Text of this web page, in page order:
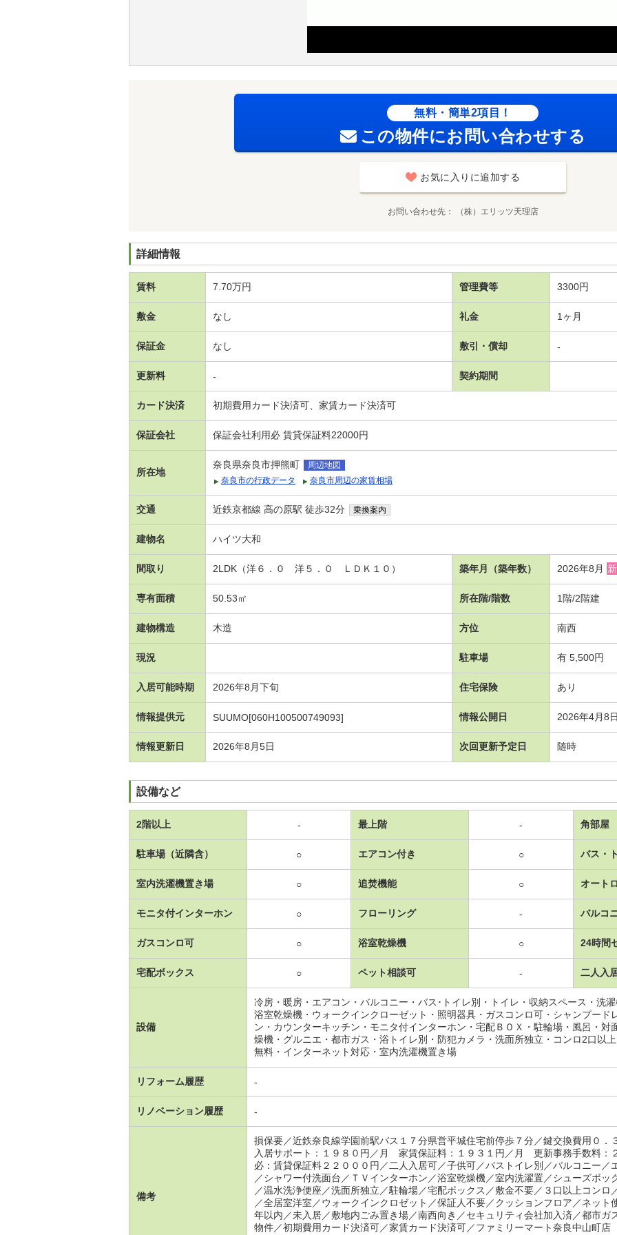
無料・簡単2項目！
この物件にお問い合わせする
お気に入りに追加する
お問い合わせ先 （株）エリッツ天理店
詳細情報
賃料 7.70万円 管理費等 3300円
敷金 なし 礼金 1ヶ月
保証金 なし 敷引・償却 -
更新料 - 契約期間
カード決済 初期費用カード決済可、家賃カード決済可
保証会社 保証会社利用必 賃貸保証料22000円
所在地
奈良県奈良市押熊町
周辺地図
奈良市の行政データ
奈良市周辺の家賃相場
交通 近鉄京都線 高の原駅 徒歩32分 乗換案内
建物名 ハイツ大和
間取り 2LDK（洋６．０ 洋５．０ ＬＤＫ１０） 築年月（築年数） 2026年8月
専有面積 50.53㎡ 所在階/階数 1階/2階建
建物構造 木造 方位 南西
現況 駐車場 有 5,500円
入居可能時期 2026年8月下旬 住宅保険 あり
情報提供元 SUUMO[060H100500749093] 情報公開日 2026年4月8
情報更新日 2026年8月5日 次回更新予定日 随時
設備など
2階以上 - 最上階 - 角部屋
駐車場（近隣含） ○ エアコン付き ○ バス・
室内洗濯機置き場 ○ 追焚機能 ○ オート
モニタ付インターホン ○ フローリング - バルコ
ガスコンロ可 ○ 浴室乾燥機 ○ 24時間
宅配ボックス ○ ペット相談可 - 二人入
設備
冷房・暖房・エアコン・バルコニー・バス･トイレ別・トイレ・収納スペース・洗
浴室乾燥機・ウォークインクローゼット・照明器具・ガスコンロ可・シャンプード
ン・カウンターキッチン・モニタ付インターホン・宅配ＢＯＸ・駐輪場・風呂・
燥機・グルニエ・都市ガス・浴トイレ別・防犯カメラ・洗面所独立・コンロ2口以
無料・インターネット対応・室内洗濯機置き場
リフォーム履歴 -
リノベーション履歴 -
備考
損保要／近鉄奈良線学園前駅バス１７分県営平城住宅前停歩７分／鍵交換費用０．
入居サポート：１９８０円／月 家賃保証料：１９３１円／月 更新事務手数料：
必：賃貸保証料２２０００円／二人入居可／子供可／バストイレ別／バルコニー／
／シャワー付洗面台／ＴＶインターホン／浴室乾燥機／室内洗濯置／シューズボ
／温水洗浄便座／洗面所独立／駐輪場／宅配ボックス／敷金不要／３口以上コン
／全居室洋室／ウォークインクロゼット／保証人不要／クッションフロア／ネッ
年以内／未入居／敷地内ごみ置き場／南西向き／セキュリティ会社加入済／都市
物件／初期費用カード決済可／家賃カード決済可／ファミリーマート奈良中山町店